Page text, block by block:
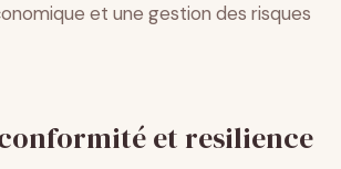
et une gestion des risques
et resilience